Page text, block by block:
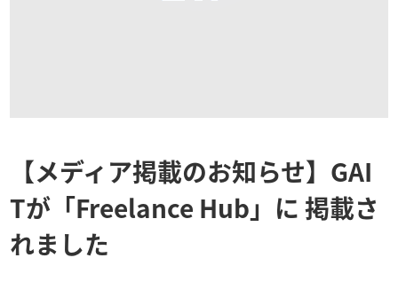
【メディア掲載のお知らせ】GAI
Tが「Freelance Hub」に 掲載さ
れました